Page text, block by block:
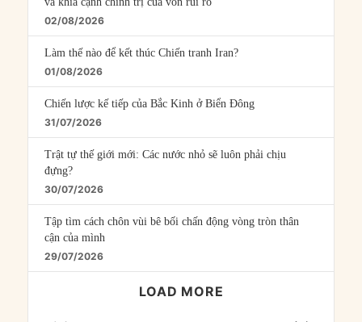
02/08/2026
Làm thế nào để kết thúc Chiến tranh Iran?
01/08/2026
Chiến lược kế tiếp của Bắc Kinh ở Biển Đông
31/07/2026
Trật tự thế giới mới: Các nước nhỏ sẽ luôn phải chịu
đựng?
30/07/2026
Tập tìm cách chôn vùi bê bối chấn động vòng tròn thân
cận của mình
29/07/2026
LOAD MORE